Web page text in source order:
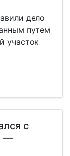
дело
путем
участок
с
—